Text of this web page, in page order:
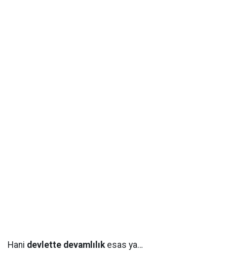
Hani devlette devamlılıkesas ya…